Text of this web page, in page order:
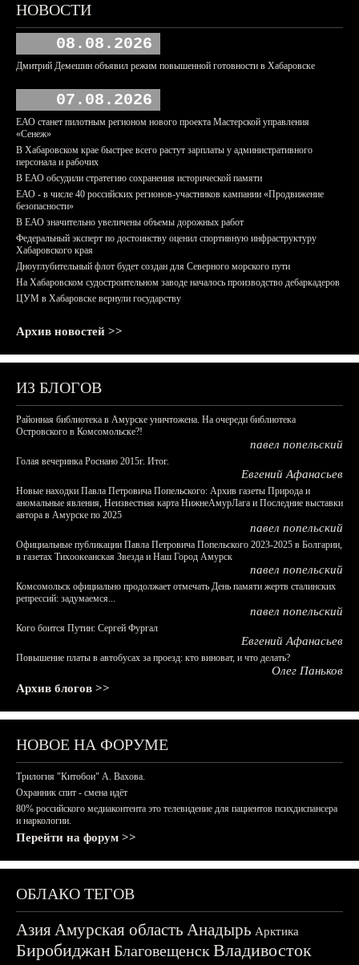
НОВОСТИ
08.08.2026
Дмитрий Демешин объявил режим повышенной готовности в Хабаровске
07.08.2026
ЕАО станет пилотным регионом нового проекта Мастерской управления
«Сенеж»
В Хабаровском крае быстрее всего растут зарплаты у административного
персонала и рабочих
В ЕАО обсудили стратегию сохранения исторической памяти
ЕАО - в числе 40 российских регионов-участников кампании «Продвижение
безопасности»
В ЕАО значительно увеличены объемы дорожных работ
Федеральный эксперт по достоинству оценил спортивную инфраструктуру
Хабаровского края
Дноуглубительный флот будет создан для Северного морского пути
На Хабаровском судостроительном заводе началось производство дебаркадеров
ЦУМ в Хабаровске вернули государству
Архив новостей >>
ИЗ БЛОГОВ
Районная библиотека в Амурске уничтожена. На очереди библиотека
Островского в Комсомольске?!
павел попельский
Голая вечеринка Роснано 2015г. Итог.
Евгений Афанасьев
Новые находки Павла Петровича Попельского: Архив газеты Природа и
аномальные явления, Неизвестная карта НижнеАмурЛага и Последние выставки
автора в Амурске по 2025
павел попельский
Официальные публикации Павла Петровича Попельского 2023-2025 в Болгарии,
в газетах Тихоокеанская Звезда и Наш Город Амурск
павел попельский
Комсомольск официально продолжает отмечать День памяти жертв сталинских
репрессий: задумаемся...
павел попельский
Кого боится Путин: Сергей Фургал
Евгений Афанасьев
Повышение платы в автобусах за проезд: кто виноват, и что делать?
Олег Паньков
Архив блогов >>
НОВОЕ НА ФОРУМЕ
Трилогия "Китобои" А. Вахова.
Охранник спит - смена идёт
80% российского медиаконтента это телевидение для пациентов психдиспансера
и наркологии.
Перейти на форум >>
ОБЛАКО ТЕГОВ
АзияАмурская область Анадырь Арктика
БиробиджанБлаговещенскВладивосток